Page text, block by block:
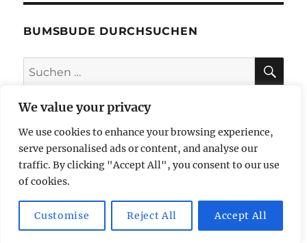
We value your privacy
We use cookies to enhance your browsing experience,
serve personalised ads or content, and analyse our
traffic. By clicking "Accept All", you consent to our use
of cookies.
Customise Reject All Accept All
BUMSBUDE DURCHSUCHEN
Suche
nach:
impressum
datenschutzerklärung
butzi bereist Mit Stolz präsentiert von WordPress